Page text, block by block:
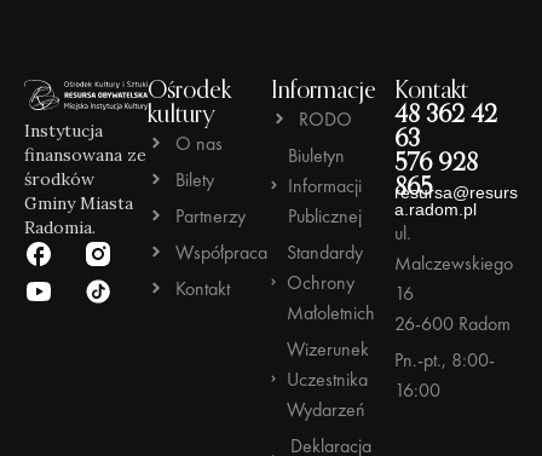
Instytucja
finansowana ze
środków
Gminy Miasta
Radomia.
Ośrodek
kultury
O nas
Bilety
Partnerzy
Współpraca
Kontakt
Informacje
RODO
Biuletyn
Informacji
Publicznej
Standardy
Ochrony
Małoletnich
Wizerunek
Uczestnika
Wydarzeń
Deklaracja
Kontakt
48 362 42
63
576 928
865
resursa@resurs
a.radom.pl
ul.
Malczewskiego
16
26-600 Radom
Pn.-pt., 8:00-
16:00